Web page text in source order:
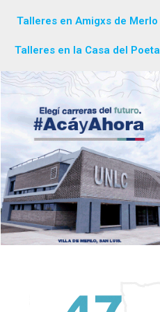
Talleres en Amigxs de Merlo
Talleres en la Casa del Poeta